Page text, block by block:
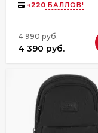
+220 БАЛЛОВ!
4 990 руб.
4 390 руб.